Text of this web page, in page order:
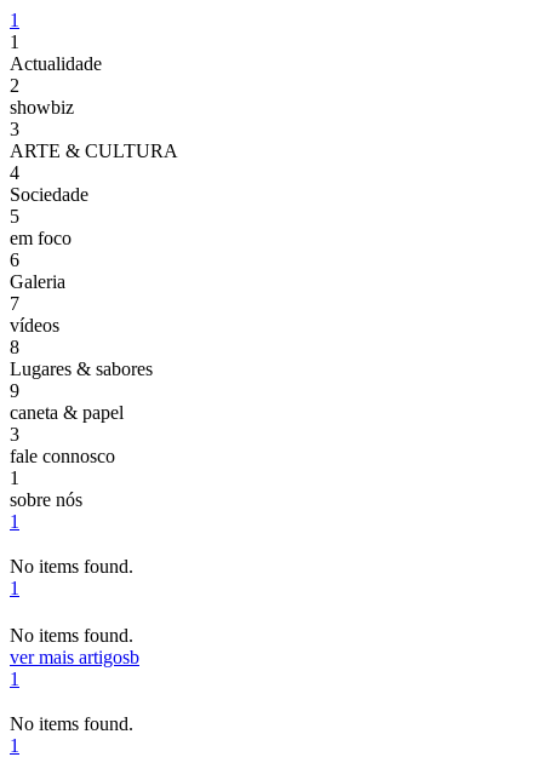
1
1
Actualidade
2
showbiz
3
ARTE & CULTURA
4
Sociedade
5
em foco
6
Galeria
7
vídeos
8
Lugares & sabores
9
caneta & papel
3
fale connosco
1
sobre nós
1
No items found.
1
No items found.
ver mais artigosb
1
No items found.
1